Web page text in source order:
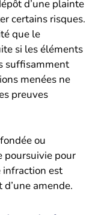
d’une plainte
certains risques.
que le
si les éléments
suffisamment
menées ne
preuves
ou
poursuivie pour
infraction est
amende.